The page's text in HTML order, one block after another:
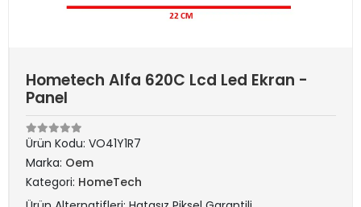
Hometech Alfa 620C Lcd Led Ekran -
Panel
Ürün Kodu: VO41Y1R7
Marka: Oem
Kategori: HomeTech